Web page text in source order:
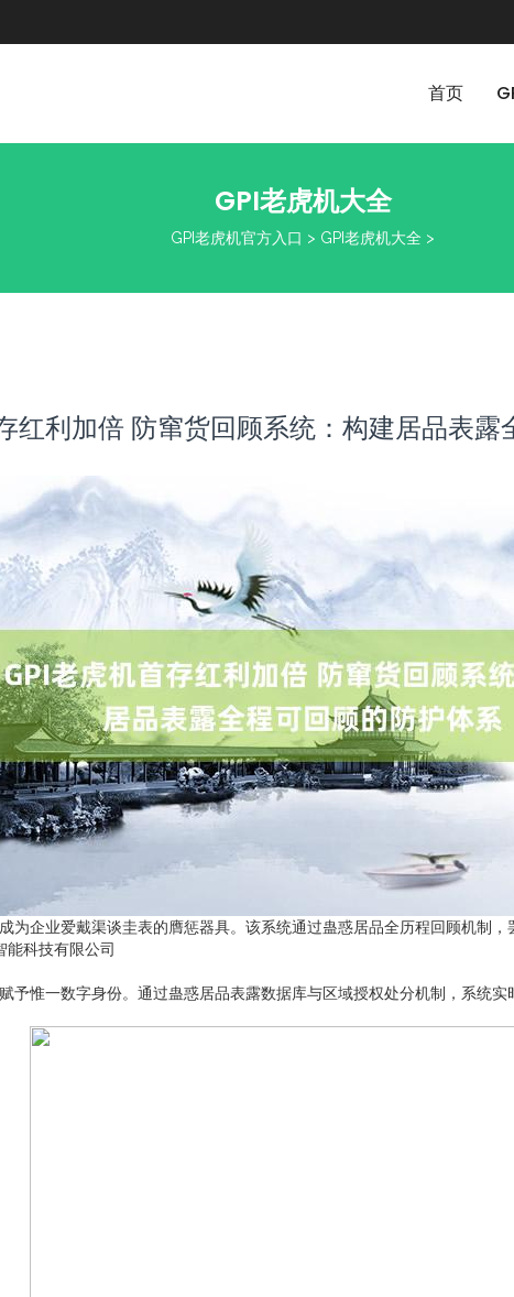
首页
GPI老虎机大全
GPI老虎机官方入口 > GPI老虎机大全 >
红利加倍 防窜货回顾系统：构建居品表露
为企业爱戴渠谈圭表的膺惩器具。该系统通过蛊惑居品全历程回顾机制
能科技有限公司
予惟一数字身份。通过蛊惑居品表露数据库与区域授权处分机制，系统